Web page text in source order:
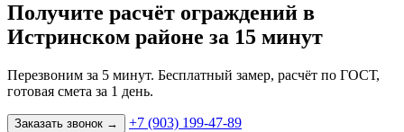
Получите расчёт ограждений в
Истринском районе за 15 минут
Перезвоним за 5 минут. Бесплатный замер, расчёт по ГОСТ,
готовая смета за 1 день.
Заказать звонок →
+7 (903) 199-47-89